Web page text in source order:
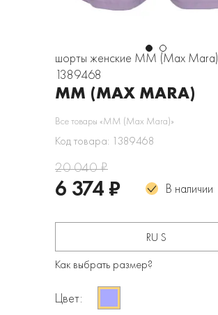
шорты женские MM (Max Mara)
1389468
MM (MAX MARA)
Все товары «MM (Max Mara)»
Код товара: 1389468
20 040 ₽
6 374 ₽ В наличии
RU S
Как выбрать размер?
Цвет: